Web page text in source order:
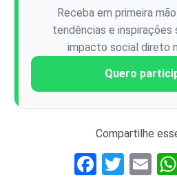
Receba em primeira
tendências e inspirações
impacto social direto
Quero
Compartilhe